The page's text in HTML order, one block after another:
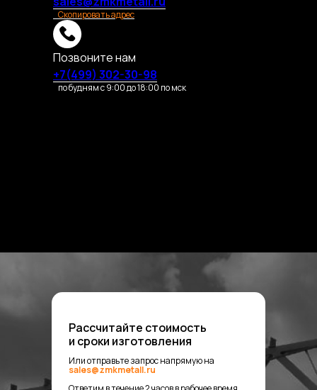
Скопировать адрес
Позвоните нам
+7(499) 302-30-98
по будням с 9:00 до 18:00 по мск
Рассчитайте стоимость
и сроки изготовления
Или отправьте запрос напрямую на
sales@zmkmetall.ru